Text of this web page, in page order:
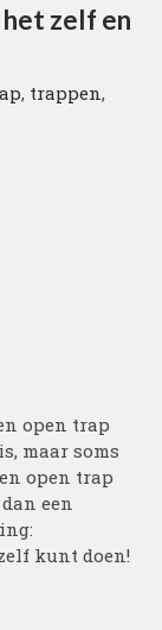
zelf en
, trappen,
open trap
maar soms
open trap
een
kunt doen!